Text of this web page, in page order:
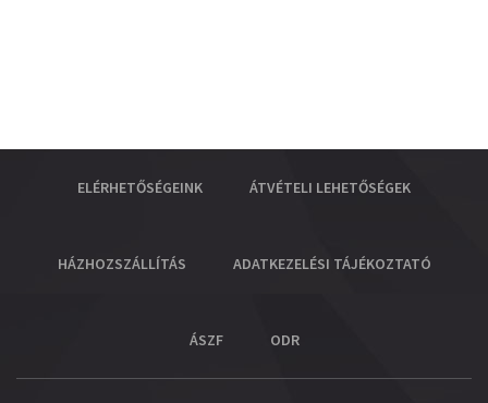
ELÉRHETŐSÉGEINK ÁTVÉTELI LEHETŐSÉGEK
HÁZHOZSZÁLLÍTÁS ADATKEZELÉSI TÁJÉKOZTATÓ
ÁSZF ODR